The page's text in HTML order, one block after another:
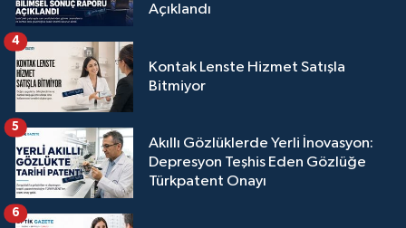
Açıklandı
Kontak Lenste Hizmet Satışla
Bitmiyor
4
Akıllı Gözlüklerde Yerli İnovasyon:
Depresyon Teşhis Eden Gözlüğe
Türkpatent Onayı
5
6